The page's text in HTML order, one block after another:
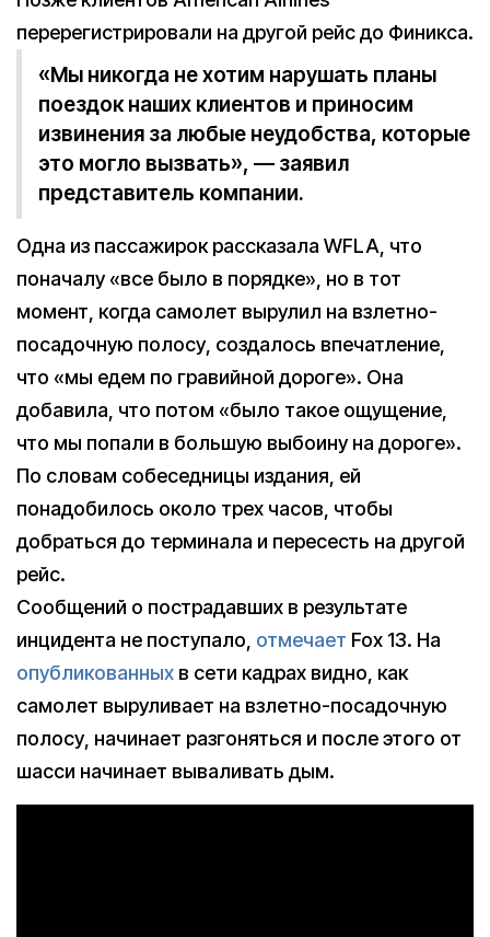
перерегистрировали на другой рейс до Финикса.
«Мы никогда не хотим нарушать планы
поездок наших клиентов и приносим
извинения за любые неудобства, которые
это могло вызвать», — заявил
представитель компании.
Одна из пассажирок рассказала WFLA, что
поначалу «все было в порядке», но в тот
момент, когда самолет вырулил на взлетно-
посадочную полосу, создалось впечатление,
что «мы едем по гравийной дороге». Она
добавила, что потом «было такое ощущение,
что мы попали в большую выбоину на дороге».
По словам собеседницы издания, ей
понадобилось около трех часов, чтобы
добраться до терминала и пересесть на другой
рейс.
Сообщений о пострадавших в результате
инцидента не поступало, отмечает Fox 13. На
опубликованных в сети кадрах видно, как
самолет выруливает на взлетно-посадочную
полосу, начинает разгоняться и после этого от
шасси начинает вываливать дым.